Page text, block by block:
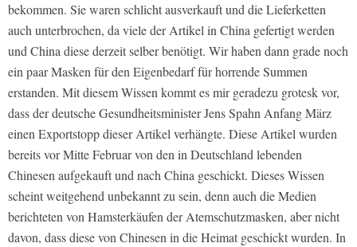
bekommen. Sie waren schlicht ausverkauft und die Lieferketten
auch unterbrochen, da viele der Artikel in China gefertigt werden
und China diese derzeit selber benötigt. Wir haben dann grade noch
ein paar Masken für den Eigenbedarf für horrende Summen
erstanden. Mit diesem Wissen kommt es mir geradezu grotesk vor,
dass der deutsche Gesundheitsminister Jens Spahn Anfang März
einen Exportstopp dieser Artikel verhängte. Diese Artikel wurden
bereits vor Mitte Februar von den in Deutschland lebenden
Chinesen aufgekauft und nach China geschickt. Dieses Wissen
scheint weitgehend unbekannt zu sein, denn auch die Medien
berichteten von Hamsterkäufen der Atemschutzmasken, aber nicht
davon, dass diese von Chinesen in die Heimat geschickt wurden. In